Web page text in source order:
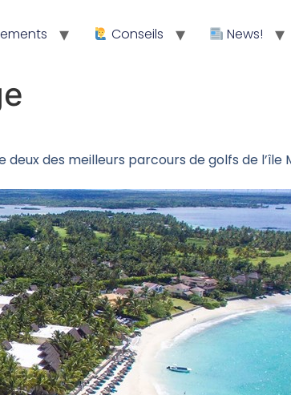
Conseils News!
des meilleurs parcours de golfs de l’île